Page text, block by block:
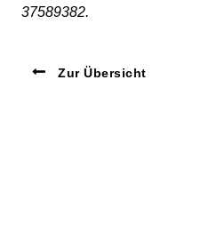
37589382.
Zur Übersicht